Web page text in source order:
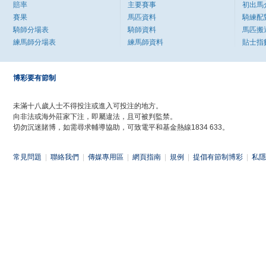
賠率
賽果
騎師分場表
練馬師分場表
主要賽事
馬匹資料
騎師資料
練馬師資料
初出馬
騎練配
馬匹搬
貼士指
博彩要有節制
未滿十八歲人士不得投注或進入可投注的地方。
向非法或海外莊家下注，即屬違法，且可被判監禁。
切勿沉迷賭博，如需尋求輔導協助，可致電平和基金熱線1834 633。
常見問題 聯絡我們 傳媒專用區 網頁指南 規例 提倡有節制博彩 私